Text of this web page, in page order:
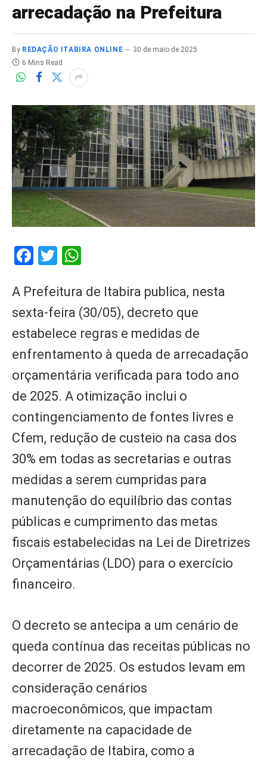
arrecadação na Prefeitura
By REDAÇÃO ITABIRA ONLINE
30 de maio de 2025
6 Mins Read
Facebook
Twitter
A Prefeitura de Itabira publica, nesta
sexta-feira (30/05), decreto que
estabelece regras e medidas de
enfrentamento à queda de arrecadação
orçamentária verificada para todo ano
de 2025. A otimização inclui o
contingenciamento de fontes livres e
Cfem, redução de custeio na casa dos
30% em todas as secretarias e outras
medidas a serem cumpridas para
manutenção do equilíbrio das contas
públicas e cumprimento das metas
fiscais estabelecidas na Lei de Diretrizes
Orçamentárias (LDO) para o exercício
financeiro.
O decreto se antecipa a um cenário de
queda contínua das receitas públicas no
decorrer de 2025. Os estudos levam em
consideração cenários
macroeconômicos, que impactam
diretamente na capacidade de
arrecadação de Itabira, como a